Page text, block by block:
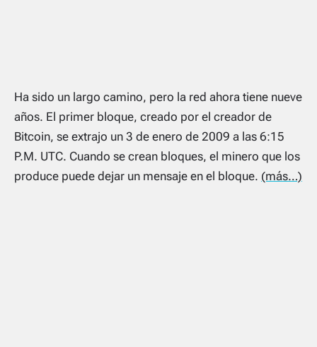
Ha sido un largo camino, pero la red ahora tiene nueve
años. El primer bloque, creado por el creador de
Bitcoin, se extrajo un 3 de enero de 2009 a las 6:15
P.M. UTC. Cuando se crean bloques, el minero que los
produce puede dejar un mensaje en el bloque. (más…)